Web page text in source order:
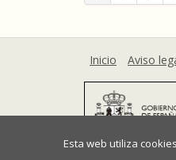
Inicio Aviso
Esta web utiliza